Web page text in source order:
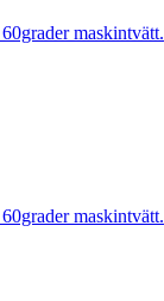
maskintvätt.
maskintvätt.